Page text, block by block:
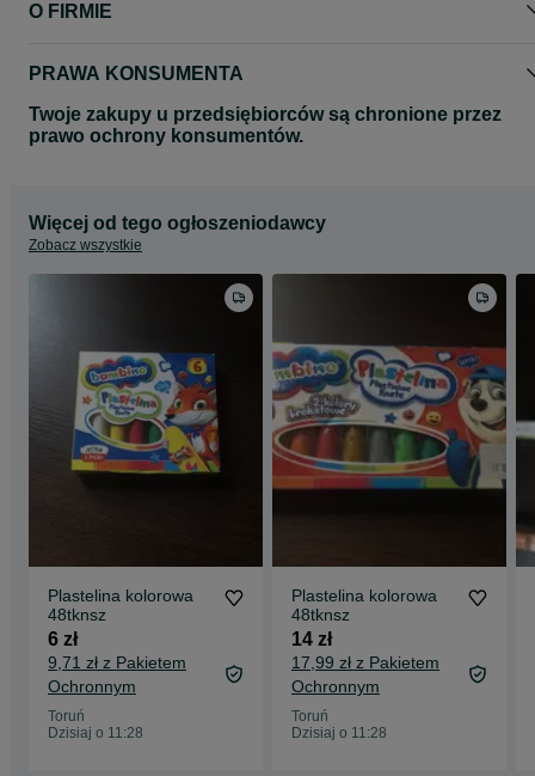
O FIRMIE
PRAWA KONSUMENTA
Twoje zakupy u przedsiębiorców są chronione przez
prawo ochrony konsumentów.
Więcej od tego ogłoszeniodawcy
Zobacz wszystkie
Plastelina kolorowa
48tknsz
6 zł
9,71 zł z Pakietem
Ochronnym
Toruń
Dzisiaj o 11:28
Plastelina kolorowa
48tknsz
14 zł
17,99 zł z Pakietem
Ochronnym
Toruń
Dzisiaj o 11:28